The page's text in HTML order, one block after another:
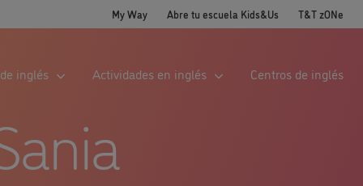
My Way Abre tu escuela Kids&Us T&T zONe
inglés Actividades en inglés Centros de inglés